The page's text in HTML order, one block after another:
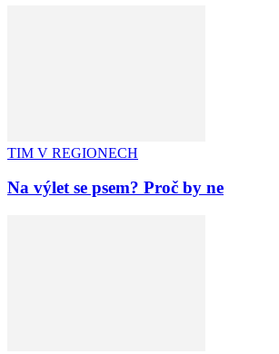
TIM V REGIONECH
Na výlet se psem? Proč by ne